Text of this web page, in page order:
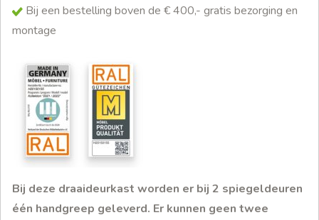
Bij een bestelling boven de € 400,- gratis bezorging en
montage
Bij deze draaideurkast worden er bij 2 spiegeldeuren
één handgreep geleverd. Er kunnen geen twee